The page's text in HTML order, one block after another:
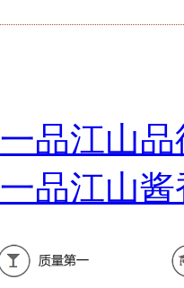
一品江山品
一品江山